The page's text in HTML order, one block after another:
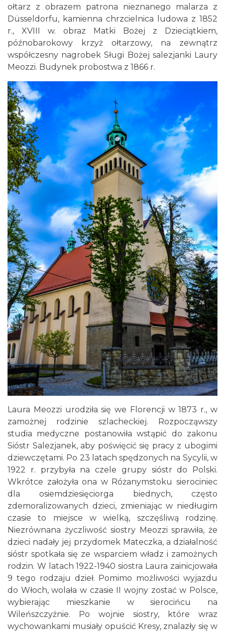
ołtarz z obrazem patrona nieznanego malarza z
Düsseldorfu, kamienna chrzcielnica ludowa z 1852
r., XVIII w. obraz Matki Bożej z Dzieciątkiem,
późnobarokowy krzyż ołtarzowy, na zewnątrz
współczesny nagrobek Sługi Bożej salezjanki Laury
Meozzi. Budynek probostwa z 1866 r.
Laura Meozzi urodziła się we Florencji w 1873 r., w
zamożnej rodzinie szlacheckiej. Rozpocząwszy
studia medyczne postanowiła wstąpić do zakonu
Sióstr Salezjanek, aby poświęcić się pracy z ubogimi
dziewczętami. Po 23 latach spędzonych na Sycylii, w
1922 r. przybyła na czele grupy sióstr do Polski.
Wkrótce założyła ona w Różanymstoku sierociniec
dla osiemdziesięciorga biednych, często
zdemoralizowanych dzieci, zmieniając w niedługim
czasie to miejsce w wielką, szczęśliwą rodzinę.
Niezrównana życzliwość siostry Meozzi sprawiła, że
dzieci nadały jej przydomek Mateczka, a działalność
sióstr spotkała się ze wsparciem władz i zamożnych
rodzin. W latach 1922-1940 siostra Laura zainicjowała
9 tego rodzaju dzieł. Pomimo możliwości wyjazdu
do Włoch, wolała w czasie II wojny zostać w Polsce,
wybierając mieszkanie w sierocińcu na
Wileńszczyźnie. Po wojnie siostry, które wraz
wychowankami musiały opuścić Kresy, znalazły się w